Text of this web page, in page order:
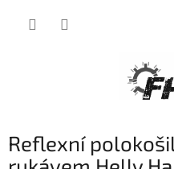
Reflexní